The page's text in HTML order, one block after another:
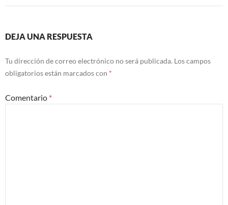
DEJA UNA RESPUESTA
Tu dirección de correo electrónico no será publicada. Los campos
obligatorios están marcados con *
Comentario *